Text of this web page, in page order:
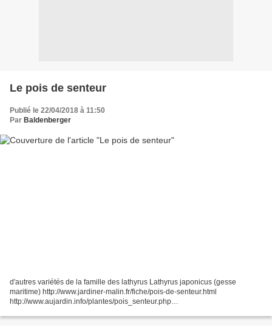
Le pois de senteur
Publié le 22/04/2018 à 11:50
Par Baldenberger
d'autres variétés de la famille des lathyrus Lathyrus japonicus (gesse
maritime) http://www.jardiner-malin.fr/fiche/pois-de-senteur.html
http://www.aujardin.info/plantes/pois_senteur.php